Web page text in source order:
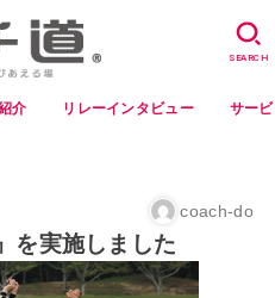
介 リレーインタビュー サー
SEARCH
coach-do
を実施しました